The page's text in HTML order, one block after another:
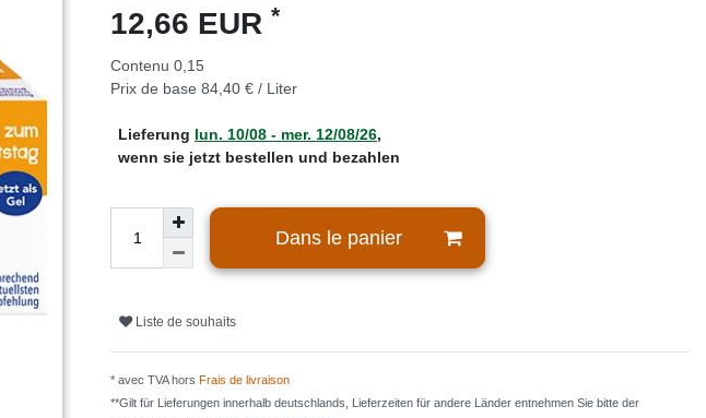
12,66 EUR *
Contenu 0,15
Prix de base 84,40 € / Liter
Lieferung lun. 10/08 - mer. 12/08/26,
wenn sie jetzt bestellen und bezahlen
Dans le panier
Liste de souhaits
* avec TVA hors Frais de livraison
**Gilt für Lieferungen innerhalb deutschlands, Lieferzeiten für andere Länder entnehmen Sie bitte der